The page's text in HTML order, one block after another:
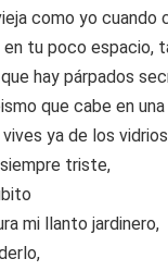
como yo cuando
en tu poco espacio,
hay párpados
que cabe en una
ya de los vidrios
triste,
mi llanto jardinero,